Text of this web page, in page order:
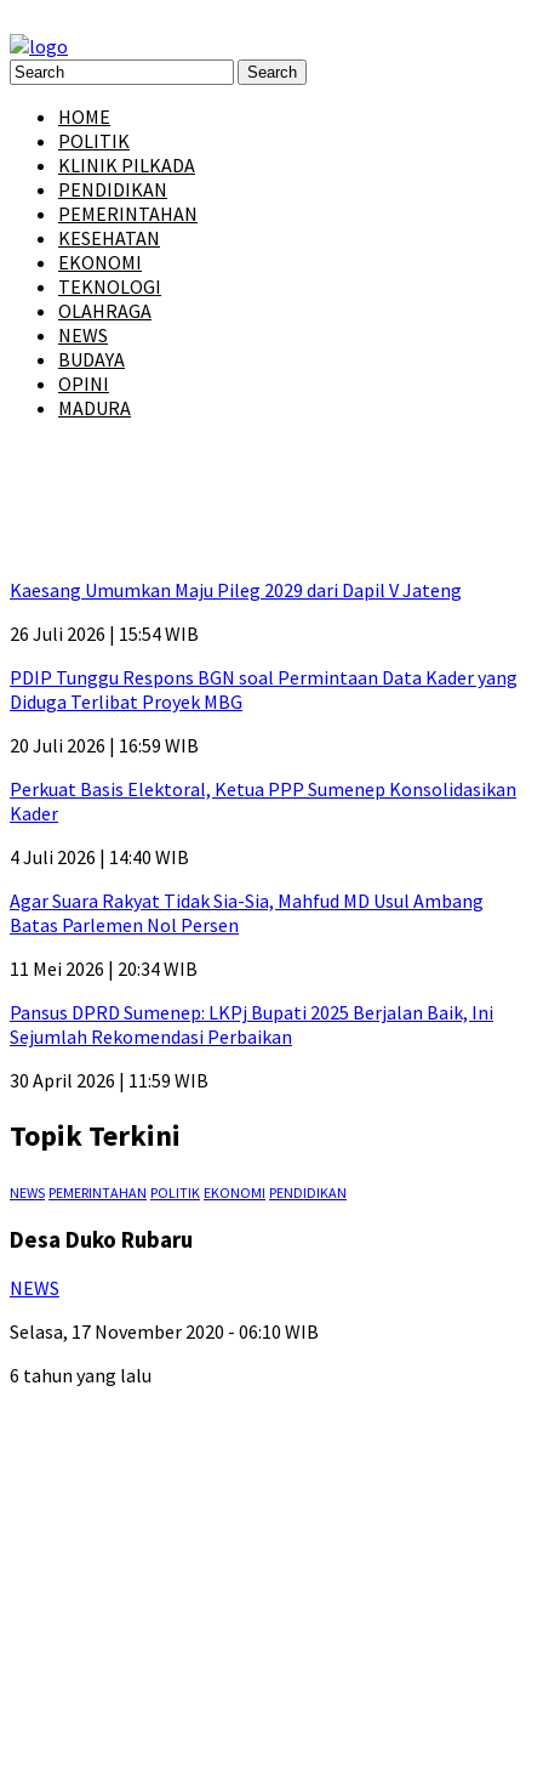
HOME
POLITIK
KLINIK PILKADA
PENDIDIKAN
PEMERINTAHAN
KESEHATAN
EKONOMI
TEKNOLOGI
OLAHRAGA
NEWS
BUDAYA
OPINI
MADURA
Kaesang Umumkan Maju Pileg 2029 dari Dapil V Jateng
26 Juli 2026 | 15:54 WIB
PDIP Tunggu Respons BGN soal Permintaan Data Kader yang
Diduga Terlibat Proyek MBG
20 Juli 2026 | 16:59 WIB
Perkuat Basis Elektoral, Ketua PPP Sumenep Konsolidasikan
Kader
4 Juli 2026 | 14:40 WIB
Agar Suara Rakyat Tidak Sia-Sia, Mahfud MD Usul Ambang
Batas Parlemen Nol Persen
11 Mei 2026 | 20:34 WIB
Pansus DPRD Sumenep: LKPj Bupati 2025 Berjalan Baik, Ini
Sejumlah Rekomendasi Perbaikan
30 April 2026 | 11:59 WIB
Topik Terkini
NEWS PEMERINTAHAN POLITIK EKONOMI PENDIDIKAN
Desa Duko Rubaru
NEWS
Selasa, 17 November 2020 - 06:10 WIB
6 tahun yang lalu